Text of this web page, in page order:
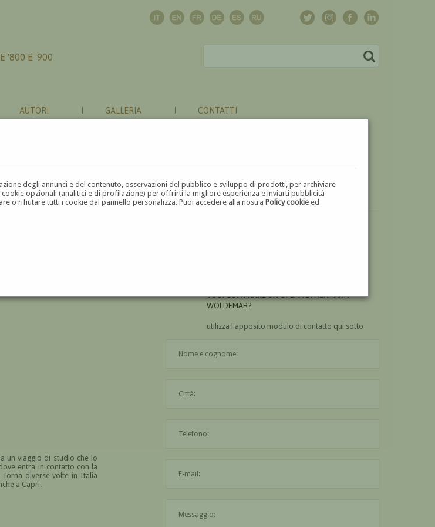
degli annunci e del contenuto, osservazioni del pubblico e sviluppo di prodotti, per archiviare
opzionali (analitici e di profilazione) per offrirti la migliore esperienza e inviarti pubblicità
o rifiutare tutti i cookie dal pannello personalizza. Puoi accedere alla nostraPolicy cookie ed
'800 E '900
AUTORI GALLERIA CONTATTI
un viaggio di studio che lo
entra in contatto con la
diverse volte in Italia
a Capri.
VUOICOMPRAREUN'OPERA DI HERMANN
WOLDEMAR?
utilizza l'apposito modulo di contatto qui sotto